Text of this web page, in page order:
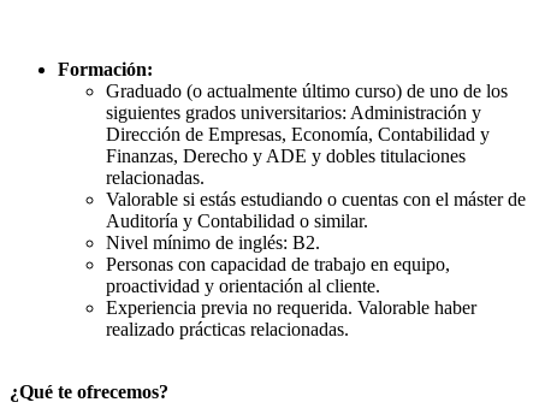
Formación:
Graduado (o actualmente último curso) de uno de los
siguientes grados universitarios: Administración y
Dirección de Empresas, Economía, Contabilidad y
Finanzas, Derecho y ADE y dobles titulaciones
relacionadas.
Valorable si estás estudiando o cuentas con el máster de
Auditoría y Contabilidad o similar.
Nivel mínimo de inglés: B2.
Personas con capacidad de trabajo en equipo,
proactividad y orientación al cliente.
Experiencia previa no requerida. Valorable haber
realizado prácticas relacionadas.
¿Qué te ofrecemos?